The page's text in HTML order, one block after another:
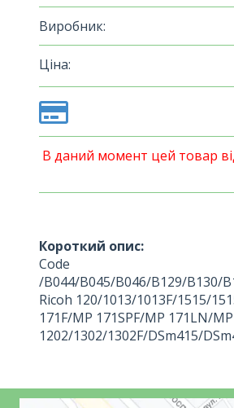
Виробник:
Ціна:
В даний момент цей товар
Короткий опис:
Code
/B044/B045/B046/B129/B130/
Ricoh 120/1013/1013F/1515/
171F/MP 171SPF/MP 171LN/
1202/1302/1302F/DSm415/